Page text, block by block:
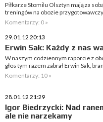
Piłkarze Stomilu Olsztyn mają za
treningów na obozie
Komentarzy: 0 »
29.01.12 20:13
Erwin Sak: Każdy z nas
W naszym codziennym raporcie z
głos tym razem zabrał Erwin Sak,
Komentarzy: 10 »
28.01.12 21:29
Igor Biedrzycki: Nad
ale nie narzekamy